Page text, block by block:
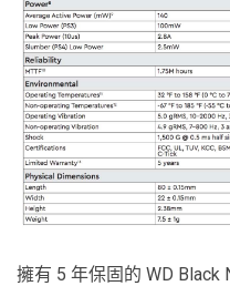
擁有 5 年保固的 WD Black